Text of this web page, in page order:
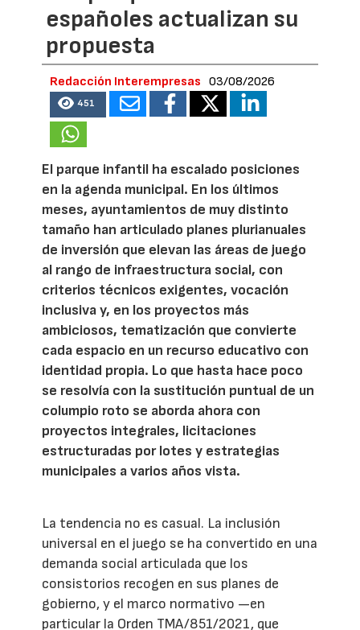
españoles actualizan su
propuesta
Redacción Interempresas 03/08/2026
451
El parque infantil ha escalado posiciones
en la agenda municipal. En los últimos
meses, ayuntamientos de muy distinto
tamaño han articulado planes plurianuales
de inversión que elevan las áreas de juego
al rango de infraestructura social, con
criterios técnicos exigentes, vocación
inclusiva y, en los proyectos más
ambiciosos, tematización que convierte
cada espacio en un recurso educativo con
identidad propia. Lo que hasta hace poco
se resolvía con la sustitución puntual de un
columpio roto se aborda ahora con
proyectos integrales, licitaciones
estructuradas por lotes y estrategias
municipales a varios años vista.
La tendencia no es casual. La inclusión
universal en el juego se ha convertido en una
demanda social articulada que los
consistorios recogen en sus planes de
gobierno, y el marco normativo —en
particular la Orden TMA/851/2021, que